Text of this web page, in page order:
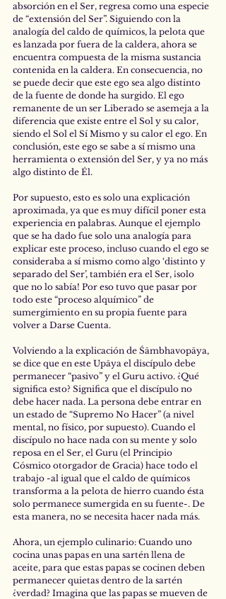
absorción en el Ser, regresa como una especie
de “extensión del Ser”. Siguiendo con la
analogía del caldo de químicos, la pelota que
es lanzada por fuera de la caldera, ahora se
encuentra compuesta de la misma sustancia
contenida en la caldera. En consecuencia, no
se puede decir que este ego sea algo distinto
de la fuente de donde ha surgido. El ego
remanente de un ser Liberado se asemeja a la
diferencia que existe entre el Sol y su calor,
siendo el Sol el Sí Mismo y su calor el ego. En
conclusión, este ego se sabe a sí mismo una
herramienta o extensión del Ser, y ya no más
algo distinto de Él.
Por supuesto, esto es solo una explicación
aproximada, ya que es muy difícil poner esta
experiencia en palabras. Aunque el ejemplo
que se ha dado fue solo una analogía para
explicar este proceso, incluso cuando el ego se
consideraba a sí mismo como algo ‘distinto y
separado del Ser’, también era el Ser, ¡solo
que no lo sabía! Por eso tuvo que pasar por
todo este “proceso alquímico” de
sumergimiento en su propia fuente para
volver a Darse Cuenta.
Volviendo a la explicación de Śāmbhavopāya,
se dice que en este Upāya el discípulo debe
permanecer “pasivo” y el Guru activo. ¿Qué
significa esto? Significa que el discípulo no
debe hacer nada. La persona debe entrar en
un estado de “Supremo No Hacer” (a nivel
mental, no físico, por supuesto). Cuando el
discípulo no hace nada con su mente y solo
reposa en el Ser, el Guru (el Principio
Cósmico otorgador de Gracia) hace todo el
trabajo -al igual que el caldo de químicos
transforma a la pelota de hierro cuando ésta
solo permanece sumergida en su fuente-. De
esta manera, no se necesita hacer nada más.
Ahora, un ejemplo culinario: Cuando uno
cocina unas papas en una sartén llena de
aceite, para que estas papas se cocinen deben
permanecer quietas dentro de la sartén
¿verdad? Imagina que las papas se mueven de